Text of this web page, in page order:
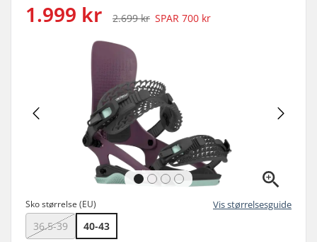
1.999 kr 2.699 kr SPAR 700 kr
Sko størrelse (EU) Vis størrelsesguide
36.5-39 40-43